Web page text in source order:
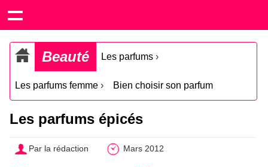
Beauté Les parfums ›
Les parfums femme › Bien choisir son parfum
Les parfums épicés
Par la rédaction Mars 2012